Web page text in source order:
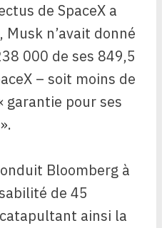
de SpaceX a
Musk n’avait donné
000 de ses 849,5
– soit moins de
garantie pour ses
Bloomberg à
de 45
ainsi la